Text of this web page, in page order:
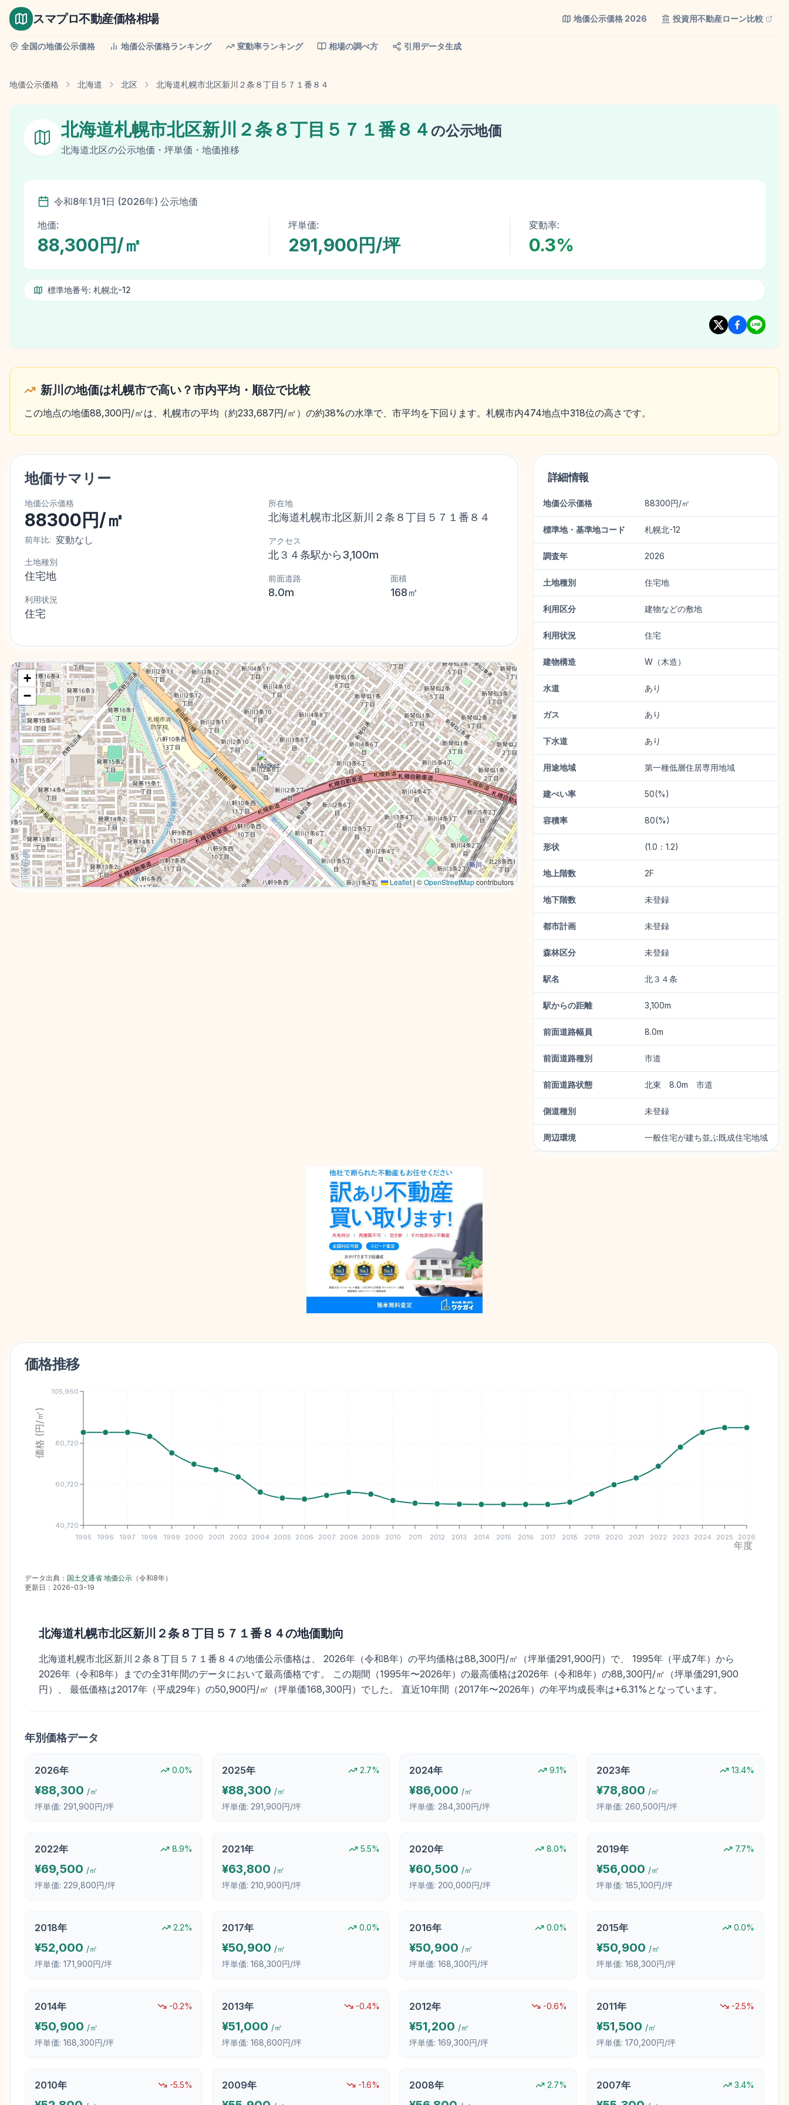
スマプロ不動産価格相場 地価公示価格 2026 投資用不動産ローン比較
全国の地価公示価格 地価公示価格ランキング 変動率ランキング 相場の調べ方 引用データ生成
地価公示価格 北海道 北区 北海道札幌市北区新川２条８丁目５７１番８４
北海道札幌市北区新川２条８丁目５７１番８４ の公示地価
北海道北区の公示地価 ・坪単価・地価推移
令和8年1月1日 (2026年) 公示地価
地価:
88,300円/㎡
坪単価:
291,900円/坪
変動率:
0.3%
標準地番号: 札幌北-12
新川の地価は札幌市で高い？市内平均・順位で比較
この地点の地価88,300円/㎡は、札幌市の平均（約233,687円/㎡）の約38%の水準で、市平均を下回ります。札幌市内474地点中318位の高さです。
地価サマリー
地価公示価格
88300円/㎡
前年比: 変動なし
土地種別
住宅地
利用状況
住宅
所在地
北海道札幌市北区新川２条８丁目５７１番８４
アクセス
北３４条駅から3,100m
前面道路
8.0m
面積
168㎡
+
−
Leaflet | ©OpenStreetMapcontributors
詳細情報
地価公示価格 88300円/㎡
標準地・基準地コード 札幌北-12
調査年 2026
土地種別 住宅地
利用区分 建物などの敷地
利用状況 住宅
建物構造 W（木造）
水道 あり
ガス あり
下水道 あり
用途地域 第一種低層住居専用地域
建ぺい率 50(%)
容積率 80(%)
形状 (1.0：1.2)
地上階数 2F
地下階数 未登録
都市計画 未登録
森林区分 未登録
駅名 北３４条
駅からの距離 3,100m
前面道路幅員 8.0m
前面道路種別 市道
前面道路状態 北東 8.0m 市道
側道種別 未登録
周辺環境 一般住宅が建ち並ぶ既成住宅地域
価格推移
1995 1996 1997 1998 1999 2000 2001 2002 2004 2005 2006 2007 2008 2009 2010 2011 2012 2013 2014 2015 2016 2017 2018 2019 2020 2021 2022 2023 2024 2025 2026
年度
40,720
60,720
80,720
105,960
価格 (円/㎡)
データ出典： 国土交通省 地価公示 （令和8年）
更新日： 2026-03-19
北海道札幌市北区新川２条８丁目５７１番８４の地価動向
北海道札幌市北区新川２条８丁目５７１番８４の地価公示価格は、 2026年（令和8年）の平均価格は88,300円/㎡（坪単価291,900円）で、 1995年（平成7年）から
2026年（令和8年）までの全31年間のデータにおいて最高価格です。 この期間（1995年〜2026年）の最高価格は2026年（令和8年）の88,300円/㎡（坪単価291,900
円）、 最低価格は2017年（平成29年）の50,900円/㎡（坪単価168,300円）でした。 直近10年間（2017年〜2026年）の年平均成長率は+6.31%となっています。
年別価格データ
2026年 0.0%
¥88,300 /㎡
坪単価: 291,900円/坪
2025年 2.7%
¥88,300 /㎡
坪単価: 291,900円/坪
2024年 9.1%
¥86,000 /㎡
坪単価: 284,300円/坪
2023年 13.4%
¥78,800 /㎡
坪単価: 260,500円/坪
2022年 8.9%
¥69,500 /㎡
坪単価: 229,800円/坪
2021年 5.5%
¥63,800 /㎡
坪単価: 210,900円/坪
2020年 8.0%
¥60,500 /㎡
坪単価: 200,000円/坪
2019年 7.7%
¥56,000 /㎡
坪単価: 185,100円/坪
2018年 2.2%
¥52,000 /㎡
坪単価: 171,900円/坪
2017年 0.0%
¥50,900 /㎡
坪単価: 168,300円/坪
2016年 0.0%
¥50,900 /㎡
坪単価: 168,300円/坪
2015年 0.0%
¥50,900 /㎡
坪単価: 168,300円/坪
2014年 -0.2%
¥50,900 /㎡
坪単価: 168,300円/坪
2013年 -0.4%
¥51,000 /㎡
坪単価: 168,600円/坪
2012年 -0.6%
¥51,200 /㎡
坪単価: 169,300円/坪
2011年 -2.5%
¥51,500 /㎡
坪単価: 170,200円/坪
2010年 -5.5% 2009年 -1.6% 2008年 2.7% 2007年 3.4%